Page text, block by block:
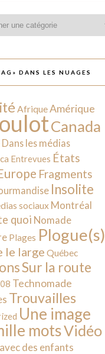
DANS LES NUAGES
AfriqueAmérique
Canada
Dans les médias
Entrevues États
Fragments
Insolite
sociaux Montréal
quoi Nomade
Plages Plogue(s)
le large Québec
Sur la route
Technomade
Trouvailles
Une image
motsVidéo
des enfants